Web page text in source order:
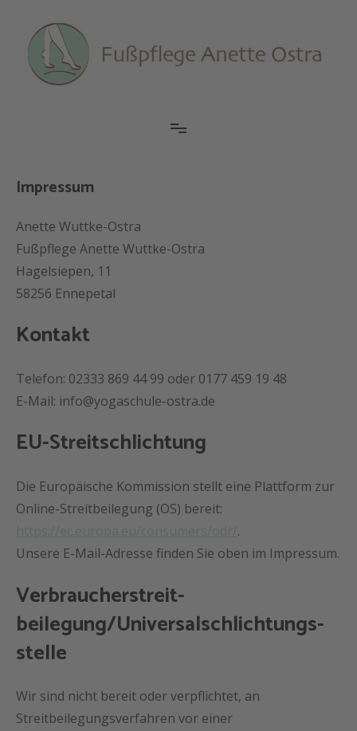
springen
Impressum
Anette Wuttke-Ostra
Fußpflege Anette Wuttke-Ostra
Hagelsiepen, 11
58256 Ennepetal
Kontakt
Telefon: 02333 869 44 99 oder 0177 459 19 48
E-Mail: info@yogaschule-ostra.de
EU-Streitschlichtung
Die Europäische Kommission stellt eine Plattform zur
Online-Streitbeilegung (OS) bereit:
https://ec.europa.eu/consumers/odr/.
Unsere E-Mail-Adresse finden Sie oben im Impressum.
Verbraucher­streit­
beilegung/Universal­schlichtungs­
stelle
Wir sind nicht bereit oder verpflichtet, an
Streitbeilegungsverfahren vor einer